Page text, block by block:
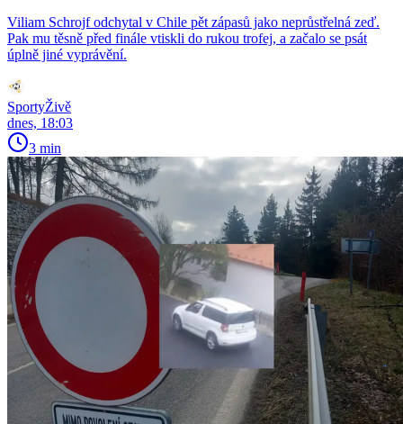
Viliam Schrojf odchytal v Chile pět zápasů jako neprůstřelná zeď.
Pak mu těsně před finále vtiskli do rukou trofej, a začalo se psát
úplně jiné vyprávění.
SportyŽivě
dnes, 18:03
3 min